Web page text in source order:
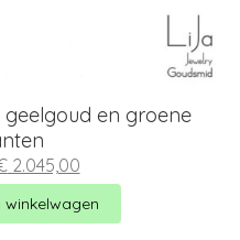
geelgoud en groene
2.398,00.
2.045,00Huidige
prijs
€ 2.045,00.